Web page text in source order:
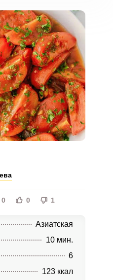
0 0 1
Азиатская
10 мин.
6
123 ккал